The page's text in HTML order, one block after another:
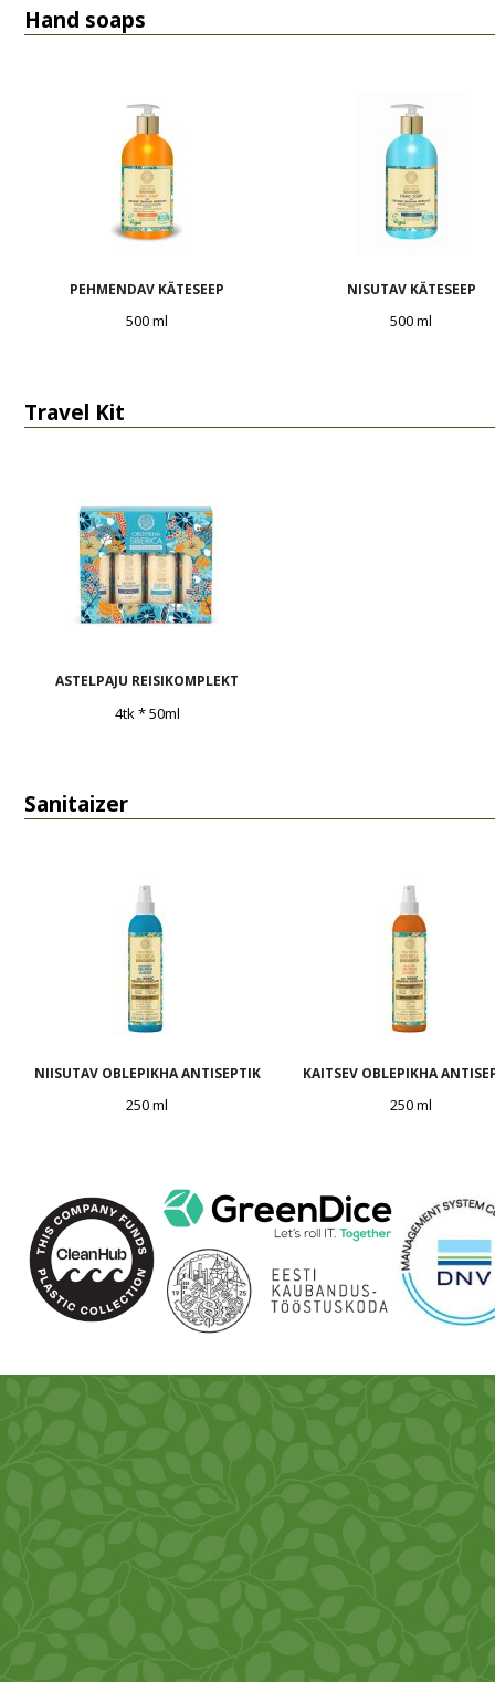
Hand soaps
PEHMENDAV KÄTESEEP
500 ml
NISUTAV KÄTESEEP
500 ml
Travel Kit
ASTELPAJU REISIKOMPLEKT
4tk * 50ml
Sanitaizer
NIISUTAV OBLEPIKHA ANTISEPTIK
250 ml
KAITSEV OBLEPIKHA
250 ml